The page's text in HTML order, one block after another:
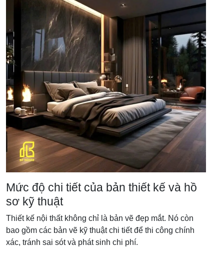
Mức độ chi tiết của bản thiết kế và hồ
sơ kỹ thuật
Thiết kế nội thất không chỉ là bản vẽ đẹp mắt. Nó còn
bao gồm các bản vẽ kỹ thuật chi tiết để thi công chính
xác, tránh sai sót và phát sinh chi phí.